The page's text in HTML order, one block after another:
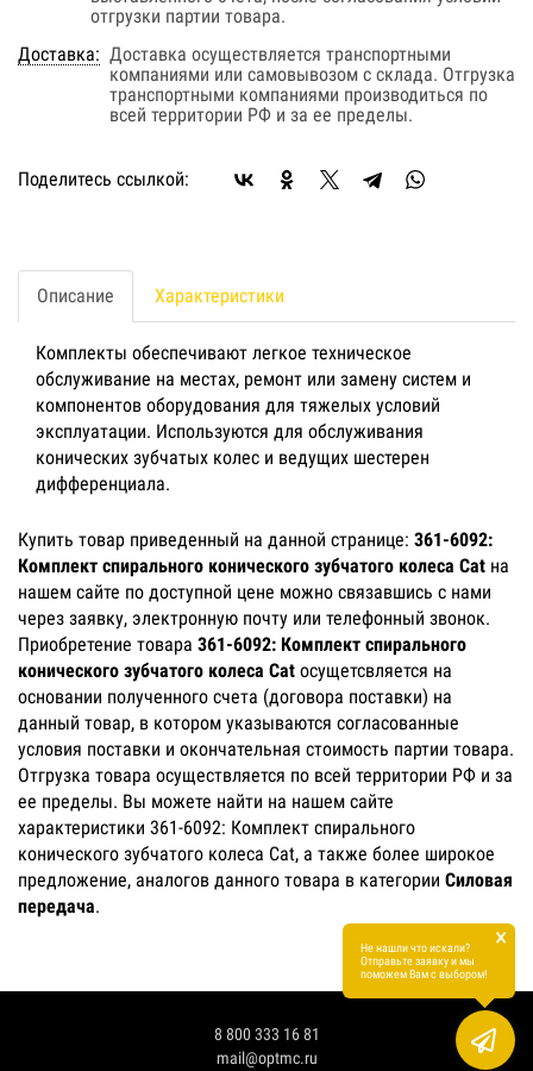
отгрузки партии товара.
Доставка: Доставка осуществляется транспортными
компаниями или самовывозом с склада. Отгрузка
транспортными компаниями производиться по
всей территории РФ и за ее пределы.
Поделитесь ссылкой:
Описание Характеристики
Комплекты обеспечивают легкое техническое
обслуживание на местах, ремонт или замену систем и
компонентов оборудования для тяжелых условий
эксплуатации. Используются для обслуживания
конических зубчатых колес и ведущих шестерен
дифференциала.
Купить товар приведенный на данной странице: 361-6092:
Комплект спирального конического зубчатого колеса Cat на
нашем сайте по доступной цене можно связавшись с нами
через заявку, электронную почту или телефонный звонок.
Приобретение товара 361-6092: Комплект спирального
конического зубчатого колеса Cat осущетсвляется на
основании полученного счета (договора поставки) на
данный товар, в котором указываются согласованные
условия поставки и окончательная стоимость партии товара.
Отгрузка товара осуществляется по всей территории РФ и за
ее пределы. Вы можете найти на нашем сайте
характеристики 361-6092: Комплект спирального
конического зубчатого колеса Cat, а также более широкое
предложение, аналогов данного товара в категории Силовая
передача.
8 800 333 16 81
mail@optmc.ru
Не нашли что искали?
Отправьте заявку и мы
поможем Вам с выбором!
×